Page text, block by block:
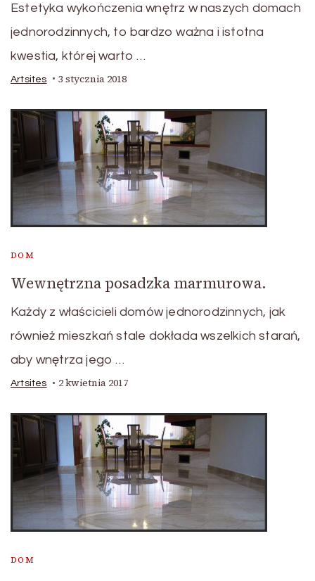
Estetyka wykończenia wnętrz w naszych domach
jednorodzinnych, to bardzo ważna i istotna
kwestia, której warto …
Artsites 3 stycznia 2018
DOM
Wewnętrzna posadzka marmurowa.
Każdy z właścicieli domów jednorodzinnych, jak
również mieszkań stale dokłada wszelkich starań,
aby wnętrza jego …
Artsites 2 kwietnia 2017
DOM